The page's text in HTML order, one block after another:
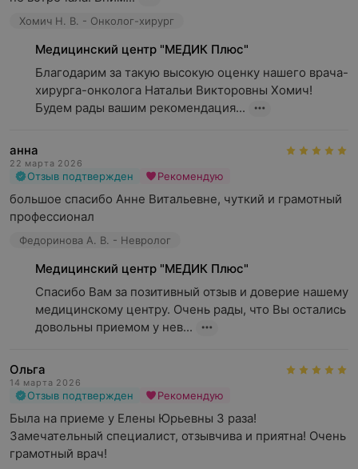
Хомич Н. В. - Онколог-хирург
Медицинский центр "МЕДИК Плюс"
Благодарим за такую высокую оценку нашего врача-
хирурга-онколога Натальи Викторовны Хомич!
Будем рады вашим рекомендация...
анна
22 марта 2026
Отзыв подтвержден Рекомендую
большое спасибо Анне Витальевне, чуткий и грамотный
профессионал
Федоринова А. В. - Невролог
Медицинский центр "МЕДИК Плюс"
Спасибо Вам за позитивный отзыв и доверие нашему
медицинскому центру. Очень рады, что Вы остались
довольны приемом у нев...
Ольга
14 марта 2026
Отзыв подтвержден Рекомендую
Была на приеме у Елены Юрьевны 3 раза!
Замечательный специалист, отзывчива и приятна! Очень
грамотный врач!